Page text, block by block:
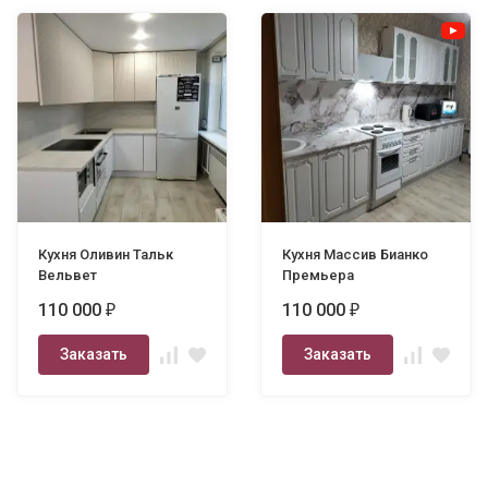
Кухня Оливин Тальк
Вельвет
110 000 ₽
Заказать
Кухня Массив Бианко
Премьера
110 000 ₽
Заказать